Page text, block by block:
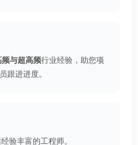
与超高频行业经验，助您项
跟进进度。
验丰富的工程师。